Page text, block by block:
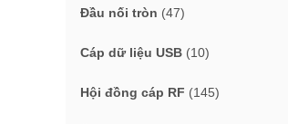
Đầu nối tròn (47)
Cáp dữ liệu USB (10)
Hội đồng cáp RF (145)